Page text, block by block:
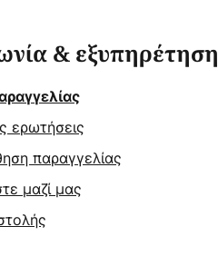
& εξυπηρέτηση
ερωτήσεις
παραγγελίας
μαζί μας